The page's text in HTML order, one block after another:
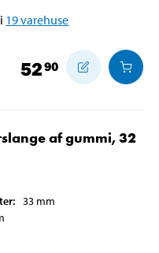
19varehuse
5290
af gummi, 32
: 33 mm